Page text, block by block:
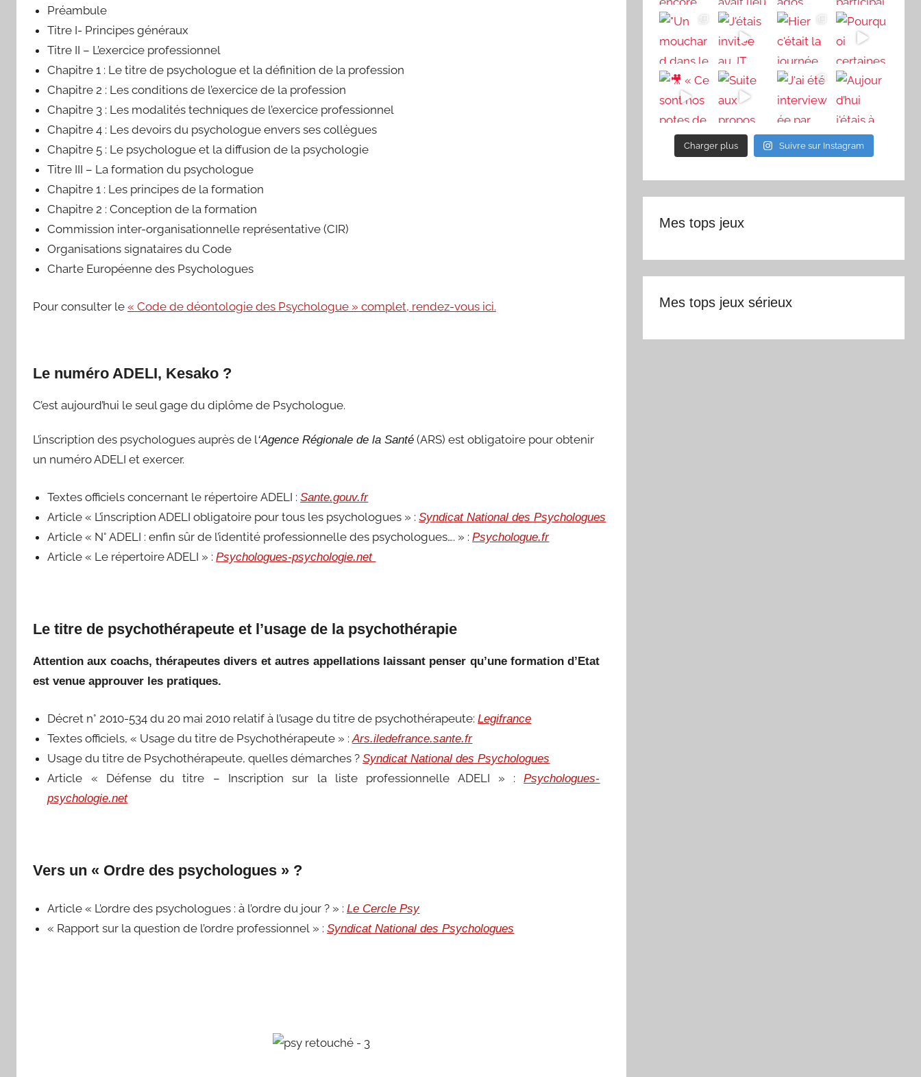
Préambule
Titre I- Principes généraux
Titre II – L’exercice professionnel
Chapitre 1 : Le titre de psychologue et la définition de la profession
Chapitre 2 : Les conditions de l’exercice de la profession
Chapitre 3 : Les modalités techniques de l’exercice professionnel
Chapitre 4 : Les devoirs du psychologue envers ses collègues
Chapitre 5 : Le psychologue et la diffusion de la psychologie
Titre III – La formation du psychologue
Chapitre 1 : Les principes de la formation
Chapitre 2 : Conception de la formation
Commission inter-organisationnelle représentative (CIR)
Organisations signataires du Code
Charte Européenne des Psychologues
Pour consulter le « Code de déontologie des Psychologue » complet, rendez-vous ici.
Le numéro ADELI, Kesako ?
C’est aujourd’hui le seul gage du diplôme de Psychologue.
L’inscription des psychologues auprès de l‘Agence Régionale de la Santé (ARS) est obligatoire pour obtenir
un numéro ADELI et exercer.
Textes officiels concernant le répertoire ADELI :Sante.gouv.fr
Article « L’inscription ADELI obligatoire pour tous les psychologues » :Syndicat National des Psychologues
Article « N° ADELI : enfin sûr de l’identité professionnelle des psychologues…. » :Psychologue.fr
Article « Le répertoire ADELI » :Psychologues-psychologie.net
Le titre de psychothérapeute et l’usage de la psychothérapie
Attention aux coachs, thérapeutes divers et autres appellations laissant penser qu’une formation d’Etat
est venue approuver les pratiques.
Décret n° 2010-534 du 20 mai 2010 relatif à l’usage du titre de psychothérapeute:Legifrance
Textes officiels, « Usage du titre de Psychothérapeute » :Ars.iledefrance.sante.fr
Usage du titre de Psychothérapeute, quelles démarches ?Syndicat National des Psychologues
Article « Défense du titre – Inscription sur la liste professionnelle ADELI » :Psychologues-
psychologie.net
Vers un « Ordre des psychologues » ?
Article « L’ordre des psychologues : à l’ordre du jour ? » :Le Cercle Psy
« Rapport sur la question de l’ordre professionnel » :Syndicat National des Psychologues
Charger plus Suivre sur Instagram
Mes tops jeux
Mes tops jeux sérieux